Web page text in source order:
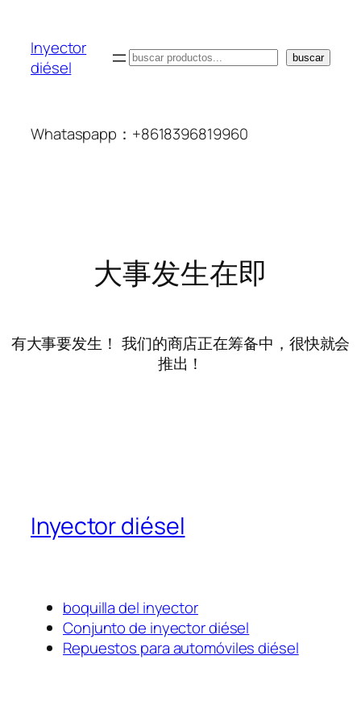
Inyector
diésel
搜
buscar
Whataspapp：+8618396819960
大事发生在即
有大事要发生！ 我们的商店正在筹备中，很快就会
推出！
Inyector diésel
boquilla del inyector
Conjunto de inyector diésel
Repuestos para automóviles diésel